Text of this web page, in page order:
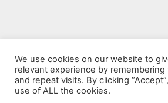
VORHERIGER BEITRAG
Peter Fox
We use cookies on our website to
relevant experience by
and repeat visits. By clicking
use of ALL the cookies.